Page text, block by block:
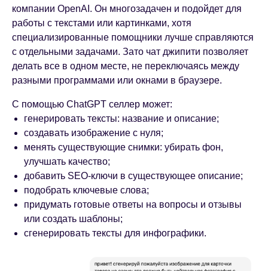
компании OpenAI. Он многозадачен и подойдет для
работы с текстами или картинками, хотя
специализированные помощники лучше справляются
с отдельными задачами. Зато чат джипити позволяет
делать все в одном месте, не переключаясь между
разными программами или окнами в браузере.
С помощью ChatGPT селлер может:
генерировать тексты: название и описание;
создавать изображение с нуля;
менять существующие снимки: убирать фон,
улучшать качество;
добавить SEO-ключи в существующее описание;
подобрать ключевые слова;
придумать готовые ответы на вопросы и отзывы
или создать шаблоны;
сгенерировать тексты для инфографики.